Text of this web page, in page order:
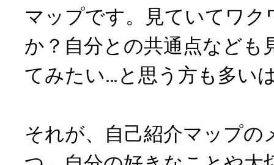
マップです。見ていてワ
か？自分との共通点なども
てみたい…と思う方も多い
それが、自己紹介マップの